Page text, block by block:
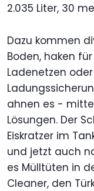
2.035 Liter, 30
Dazu kommen
Boden, haken
Ladenetzen
ahnen es -
Lösungen. Der
Eiskratzer im
und jetzt auch
es Mülltüten in
Cleaner, den